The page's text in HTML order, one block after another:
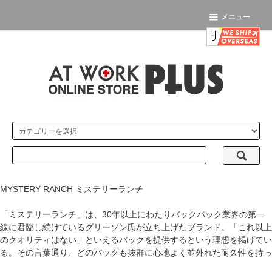
メニュー
MYSTERY RANCH ミステリーランチ
「ミステリーランチ」は、30年以上にわたりバックパック業界の第一
線に君臨し続けているグリーソン氏が立ち上げたブランド。「これ以上
のクオリティはない」といえるバックを提供するという理想を掲げてい
る。その言葉通り、どのバッグも抜群に心地よく並外れた耐久性を持っ